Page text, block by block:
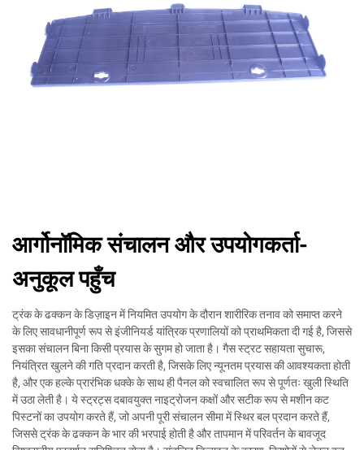
आर्गोनॉमिक संचालन और उपयोगकर्ता-
अनुकूल पहुँच
ट्रंक के ढक्कन के डिज़ाइन में नियमित उपयोग के दौरान शारीरिक तनाव को समाप्त करने
के लिए सावधानीपूर्ण रूप से इंजीनियर्ड यांत्रिक प्रणालियों को प्राथमिकता दी गई है, जिससे
इसका संचालन बिना किसी प्रयास के सुगम हो जाता है। गैस स्ट्रट सहायता सुचारू,
नियंत्रित खुलने की गति प्रदान करती है, जिसके लिए न्यूनतम प्रयास की आवश्यकता होती
है, और एक हल्के प्रारंभिक धक्के के साथ ही पैनल को स्वचालित रूप से पूर्णतः खुली स्थिति
में उठा लेती है। ये स्ट्रट्स दबावयुक्त नाइट्रोजन कक्षों और सटीक रूप से मशीन कट
पिस्टनों का उपयोग करते हैं, जो अपनी पूरी संचालन सीमा में स्थिर बल प्रदान करते हैं,
जिससे ट्रंक के ढक्कन के भार की भरपाई होती है और तापमान में परिवर्तन के बावजूद